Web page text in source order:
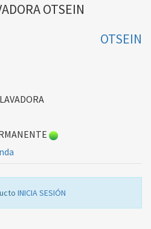
OTSEIN
OTSEIN
INICIA SESIÓN